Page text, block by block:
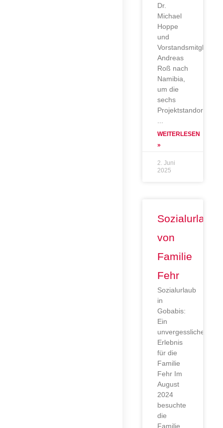
Dr.
Michael
Hoppe
und
Vorstandsmitglied
Andreas
Roß nach
Namibia,
um die
sechs
Projektstandorte
WEITERLESEN
»
2. Juni
2025
Sozialurlaub
von
Familie
Fehr
Sozialurlaub
in
Gobabis:
Ein
unvergessliches
Erlebnis
für die
Familie
Fehr Im
August
2024
besuchte
die
Familie